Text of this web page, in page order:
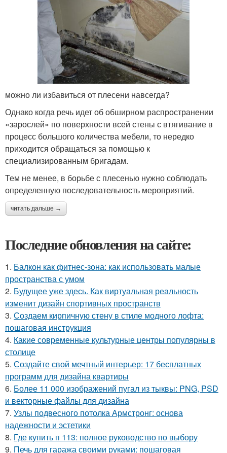
можно ли избавиться от плесени навсегда?
Однако когда речь идет об обширном распространении
«зарослей» по поверхности всей стены с втягивание в
процесс большого количества мебели, то нередко
приходится обращаться за помощью к
специализированным бригадам.
Тем не менее, в борьбе с плесенью нужно соблюдать
определенную последовательность мероприятий.
читать дальше →
Последние обновления на сайте:
1. Балкон как фитнес-зона: как использовать малые
пространства с умом
2. Будущее уже здесь. Как виртуальная реальность
изменит дизайн спортивных пространств
3. Создаем кирпичную стену в стиле модного лофта:
пошаговая инструкция
4. Какие современные культурные центры популярны в
столице
5. Создайте свой мечтный интерьер: 17 бесплатных
программ для дизайна квартиры
6. Более 11 000 изображений пугал из тыквы: PNG, PSD
и векторные файлы для дизайна
7. Узлы подвесного потолка Армстронг: основа
надежности и эстетики
8. Где купить п 113: полное руководство по выбору
9. Печь для гаража своими руками: пошаговая